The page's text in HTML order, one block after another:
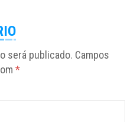
será publicado. Campos
*